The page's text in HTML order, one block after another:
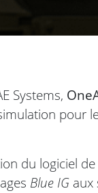
Systems,
pour
du logiciel
Blue IG aux